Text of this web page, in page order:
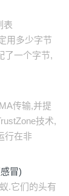
表
用多少字节
了一个字节,
传输,并提
技术,
行在非
冒)
.它们的头有